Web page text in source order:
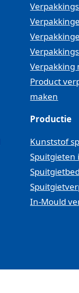
Verpakking
Product
maken
Productie
Kunststof
Spuitgieten
In-Mould